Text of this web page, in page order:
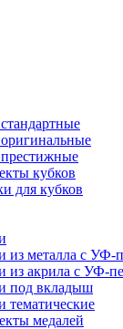
кубков
для кубков
из металла с УФ-
из акрила с УФ-
под вкладыш
тематические
медалей